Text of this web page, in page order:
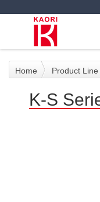
Home Product Line
K-S